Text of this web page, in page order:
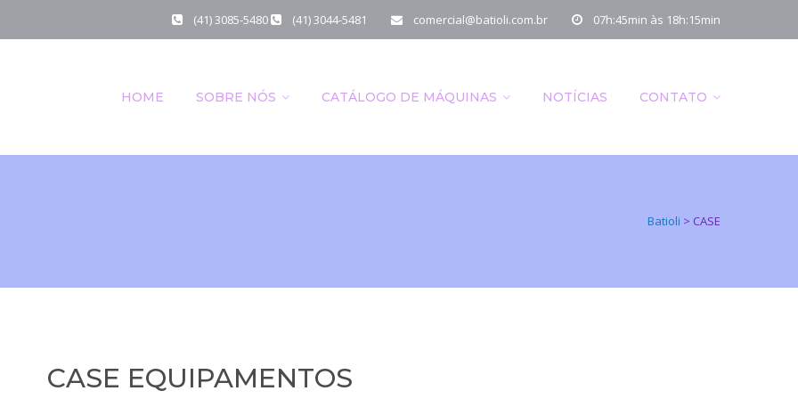
(41) 3085-5480 (41) 3044-5481 comercial@batioli.com.br 07h:45min às 18h:15min
HOME SOBRE NÓS CATÁLOGO DE MÁQUINAS NOTÍCIAS CONTATO
Batioli > CASE
CASE EQUIPAMENTOS